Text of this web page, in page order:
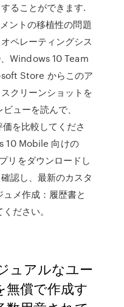
ることができます.
ントの移植性の問題
ペレーティングシス
Windows 10 Team
Store からこのア
クリーンショットを
ューを読んで、
を比較してくださ
10 Mobile 向けの
リをダウンロードし
認し、最新のカスタ
メ作成：履歴書と
ださい。
ュアルなユー
無償で作成す